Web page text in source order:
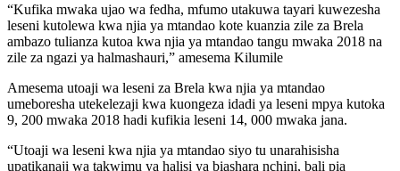
“Kufika mwaka ujao wa fedha, mfumo utakuwa tayari kuwezesha
leseni kutolewa kwa njia ya mtandao kote kuanzia zile za Brela
ambazo tulianza kutoa kwa njia ya mtandao tangu mwaka 2018 na
zile za ngazi ya halmashauri,” amesema Kilumile
Amesema utoaji wa leseni za Brela kwa njia ya mtandao
umeboresha utekelezaji kwa kuongeza idadi ya leseni mpya kutoka
9, 200 mwaka 2018 hadi kufikia leseni 14, 000 mwaka jana.
“Utoaji wa leseni kwa njia ya mtandao siyo tu unarahisisha
upatikanaji wa takwimu ya halisi ya biashara nchini, bali pia